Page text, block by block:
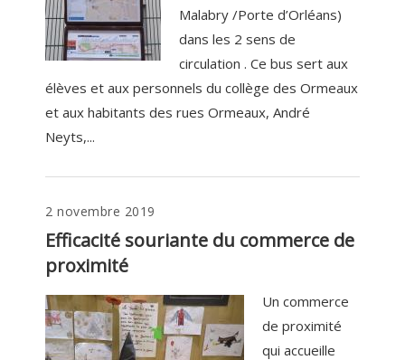
Malabry /Porte d’Orléans)
dans les 2 sens de
circulation . Ce bus sert aux
élèves et aux personnels du collège des Ormeaux
et aux habitants des rues Ormeaux, André
Neyts,...
2 novembre 2019
Efficacité souriante du commerce de
proximité
Un commerce
de proximité
qui accueille